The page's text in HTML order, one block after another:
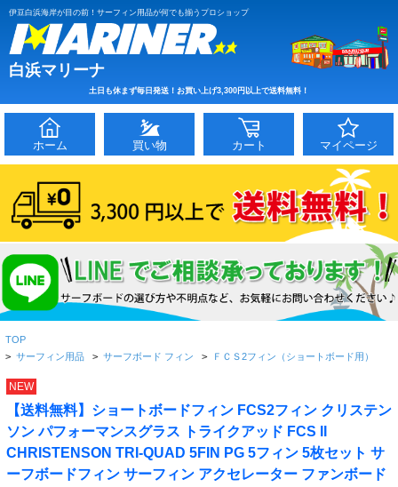
伊豆白浜海岸が目の前！サーフィン用品が何でも揃うプロショップ
白浜マリーナ
土日も休まず毎日発送！お買い上げ3,300円以上で送料無料！
ホーム 買い物 カート マイページ
TOP
> サーフィン用品 > サーフボード フィン > ＦＣＳ2フィン（ショートボード用）
NEW
【送料無料】ショートボードフィン FCS2フィン クリステン
ソン パフォーマンスグラス トライクアッド FCS II
CHRISTENSON TRI-QUAD 5FIN PG 5フィン 5枚セット サ
ーフボードフィン サーフィン アクセレーター ファンボード